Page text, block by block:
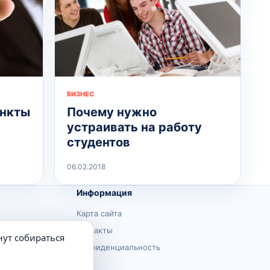
БИЗНЕС
Почему нужно
устраивать на работу
студентов
06.02.2018
Информация
Карта сайта
Контакты
Конфиденциальность
собираться